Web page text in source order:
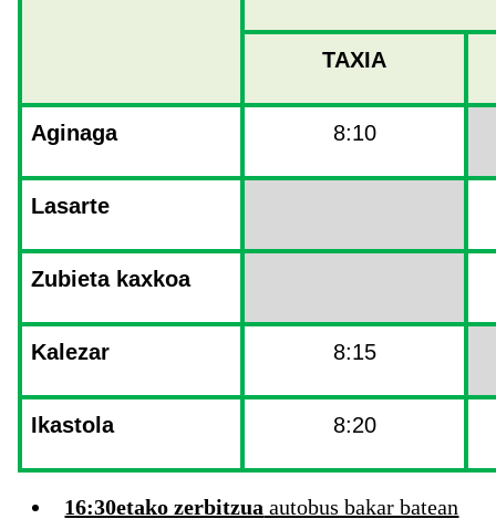
TAXIA
Aginaga 8:10
Lasarte
Zubieta kaxkoa
Kalezar 8:15
Ikastola 8:20
16:30etako zerbitzua autobus bakar batean